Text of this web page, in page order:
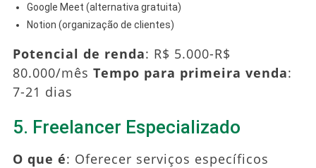
Google Meet (alternativa gratuita)
Notion (organização de clientes)
Potencial de renda: R$ 5.000-R$
80.000/mês Tempo para primeira venda:
7-21 dias
5. Freelancer Especializado
O que é: Oferecer serviços específicos